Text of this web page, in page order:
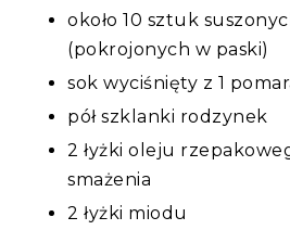
około 10 sztuk
(pokrojonych w paski)
sok wyciśnięty z 1
pół szklanki rodzynek
2 łyżki oleju
smażenia
2 łyżki miodu